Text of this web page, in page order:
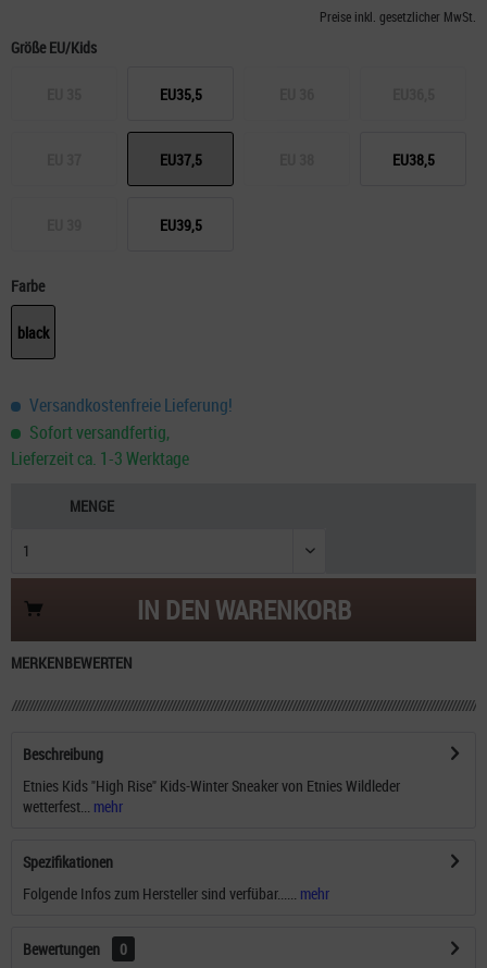
Preise inkl. gesetzlicher MwSt.
Größe EU/Kids
EU35,5
EU37,5 EU38,5
EU39,5
Farbe
black
Versandkostenfreie Lieferung!
Sofort versandfertig,
Lieferzeit ca. 1-3 Werktage
MENGE
IN DENWARENKORB
MERKENBEWERTEN
Beschreibung
Etnies Kids "High Rise" Kids-Winter Sneaker von Etnies Wildleder
wetterfest...
mehr
Spezifikationen
Folgende Infos zum Hersteller sind verfübar...... mehr
Bewertungen
0